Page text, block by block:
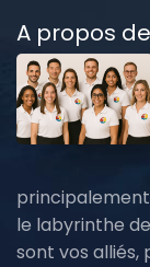
A propos
le labyrinthe
sont vos